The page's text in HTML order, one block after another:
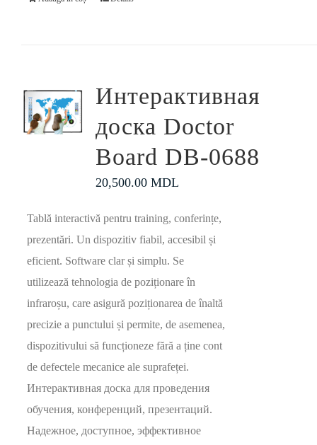
Интерактивная
доска Doctor
Board DB-0688
20,500.00 MDL
Tablă interactivă pentru training, conferințe,
prezentări. Un dispozitiv fiabil, accesibil și
eficient. Software clar și simplu. Se
utilizează tehnologia de poziționare în
infraroșu, care asigură poziționarea de înaltă
precizie a punctului și permite, de asemenea,
dispozitivului să funcționeze fără a ține cont
de defectele mecanice ale suprafeței.
Интерактивная доска для проведения
обучения, конференций, презентаций.
Надежное, доступное, эффективное